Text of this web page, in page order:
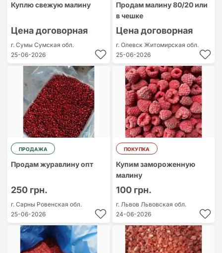
Куплю свежую малину
Цена договорная
г. Сумы Сумская обл.
25-06-2026
Продам малину 80/20 или
в чешке
Цена договорная
г. Олевск Житомирская обл.
25-06-2026
ПРОДАЖА
Продам журавлину опт
250 грн.
г. Сарны Ровенская обл.
25-06-2026
ПОКУПКА
Купим замороженную
малину
100 грн.
г. Львов Львовская обл.
24-06-2026